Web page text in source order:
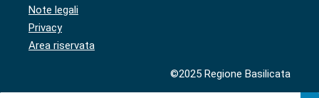
Note legali
Privacy
Area riservata
©2025 Regione Basilicata